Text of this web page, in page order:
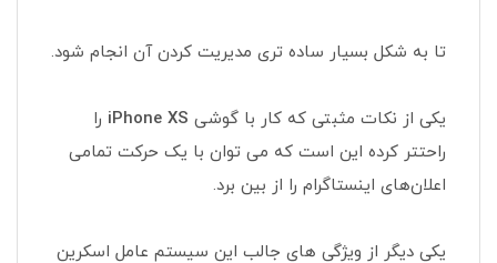
تا به شکل بسیار ساده تری مدیریت کردن آن انجام شود.
یکی از نکات مثبتی که کار با گوشی iPhone XS را
راحتتر کرده این است که می توان با یک حرکت تمامی
اعلان‌های اینستاگرام را از بین برد.
یکی دیگر از ویژگی های جالب این سیستم عامل اسکرین